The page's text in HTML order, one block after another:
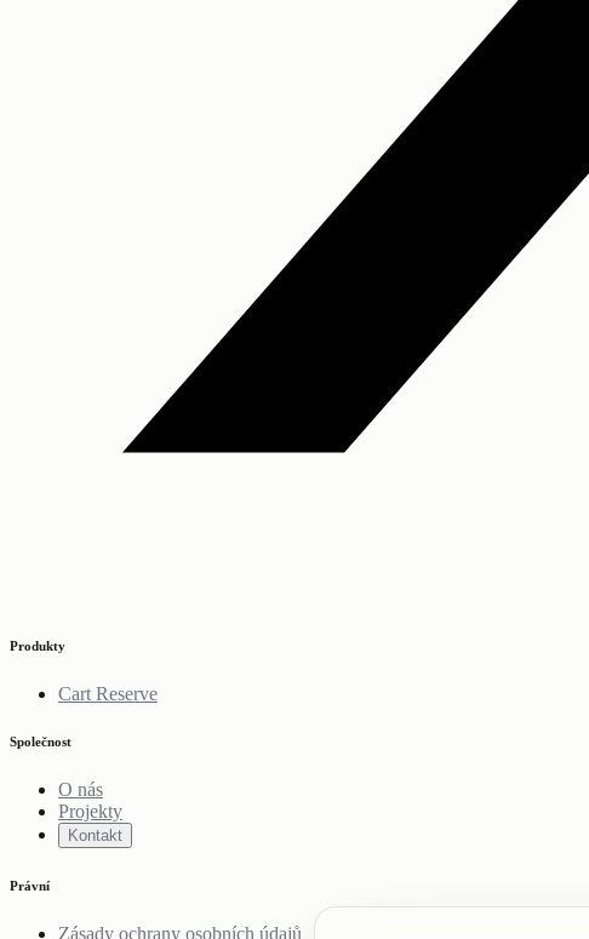
Produkty
Cart Reserve
Společnost
O nás
Projekty
Kontakt
Právní
Zásady ochrany osobních údajů